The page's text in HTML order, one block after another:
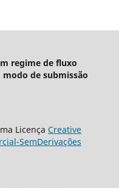
regime de fluxo
de submissão
Licença Creative
SemDerivações